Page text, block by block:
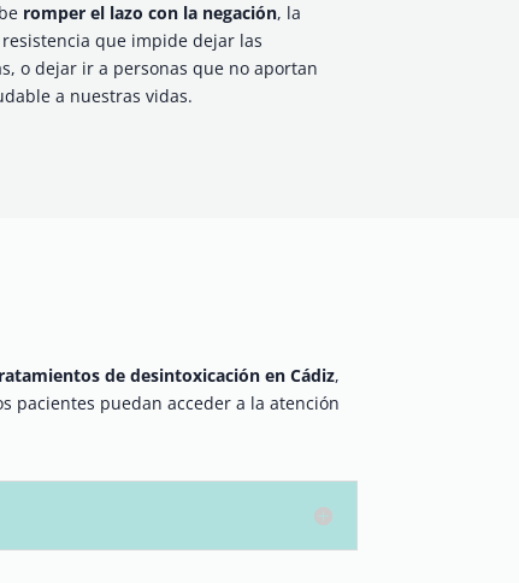
romper el lazo con la negación, la
que impide dejar las
o dejar ir a personas que no aportan
a nuestras vidas.
de desintoxicación en Cádiz,
pacientes puedan acceder a la atención